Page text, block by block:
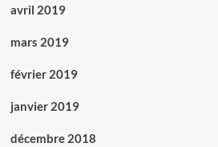
avril 2019
mars 2019
février 2019
janvier 2019
décembre 2018